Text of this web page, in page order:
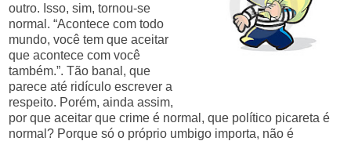
outro. Isso, sim, tornou-se
normal. “Acontece com todo
mundo, você tem que aceitar
que acontece com você
também.”. Tão banal, que
parece até ridículo escrever a
respeito. Porém, ainda assim,
por que aceitar que crime é normal, que político picareta é
normal? Porque só o próprio umbigo importa, não é